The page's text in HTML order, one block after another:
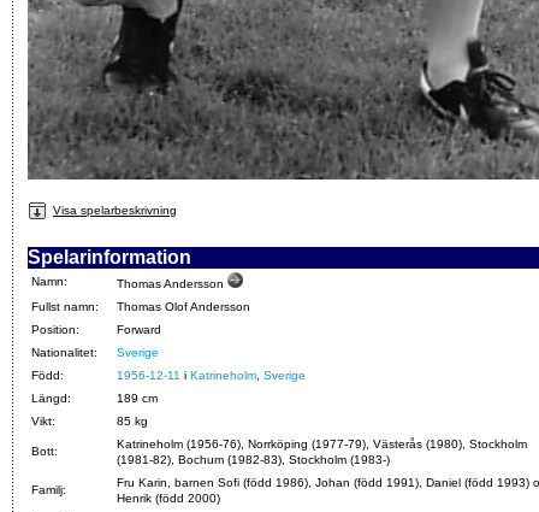
Visa spelarbeskrivning
Spelarinformation
Namn:
Thomas Andersson
Fullst namn:
Thomas Olof Andersson
Position:
Forward
Nationalitet:
Sverige
Född:
1956-12-11 i Katrineholm Sverige
Längd:
189 cm
Vikt:
85 kg
Bott:
Katrineholm (1956-76), Norrköping (1977-79), Västerås (1980), Stockholm
(1981-82), Bochum (1982-83), Stockholm (1983-)
Familj:
Fru Karin, barnen Sofi (född 1986), Johan (född 1991), Daniel (född 1993)
Henrik (född 2000)